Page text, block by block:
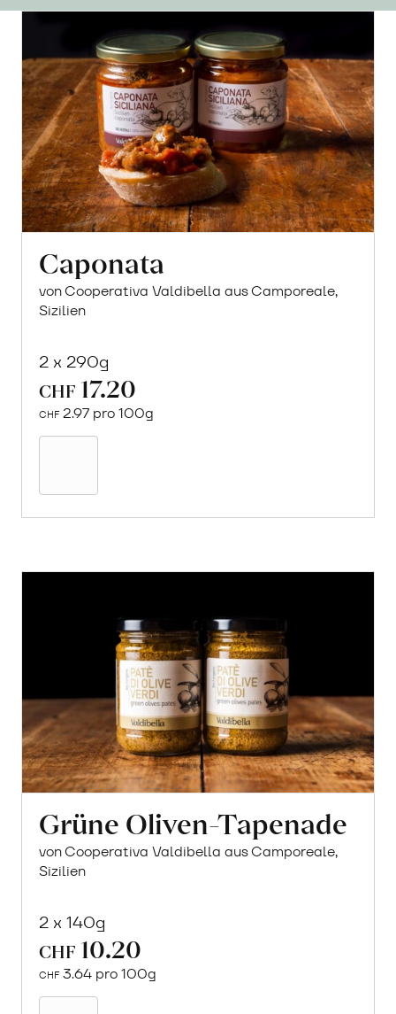
Caponata
von Cooperativa Valdibella aus Camporeale,
Sizilien
2 x 290g
CHF 17.20
CHF 2.97 pro 100g
Grüne Oliven-Tapenade
von Cooperativa Valdibella aus Camporeale,
Sizilien
2 x 140g
CHF 10.20
CHF 3.64 pro 100g